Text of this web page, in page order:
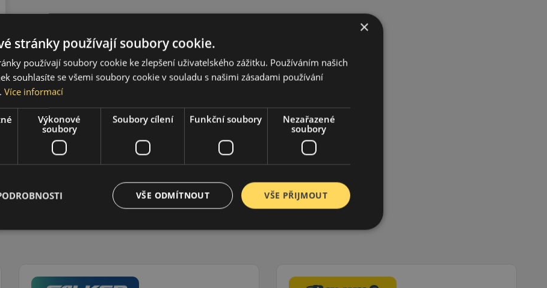
×
stránky používají soubory cookie.
používají soubory cookie ke zlepšení uživatelského zážitku. Používáním našich
souhlasíte se všemi soubory cookie v souladu s našimi zásadami používání
Více informací
Výkonové
soubory
Soubory cílení Funkční soubory
Nezařazené
soubory
VŠE PŘIJMOUT
VŠE ODMÍTNOUT